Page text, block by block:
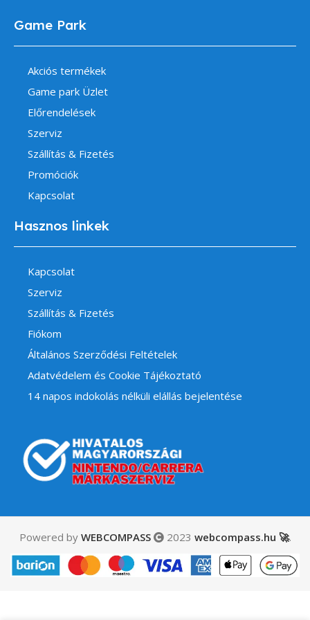
Game Park
Akciós termékek
Game park Üzlet
Előrendelések
Szerviz
Szállítás & Fizetés
Promóciók
Kapcsolat
Hasznos linkek
Kapcsolat
Szerviz
Szállítás & Fizetés
Fiókom
Általános Szerződési Feltételek
Adatvédelem és Cookie Tájékoztató
14 napos indokolás nélküli elállás bejelentése
Powered by WEBCOMPASS 2023 webcompass.hu 🚀.